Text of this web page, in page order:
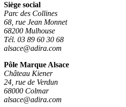
Siège social
Parc des Collines
68, rue Jean Monnet
68200 Mulhouse
Tél. 03 89 60 30 68
alsace@adira.com
Pôle Marque Alsace
Château Kiener
24, rue de Verdun
68000 Colmar
alsace@adira.com